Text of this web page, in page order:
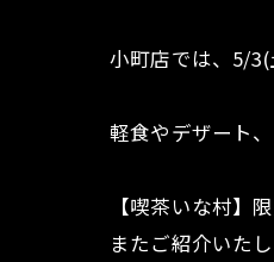
小町店では、5/
軽食やデザート
【喫茶いな村】
またご紹介いた